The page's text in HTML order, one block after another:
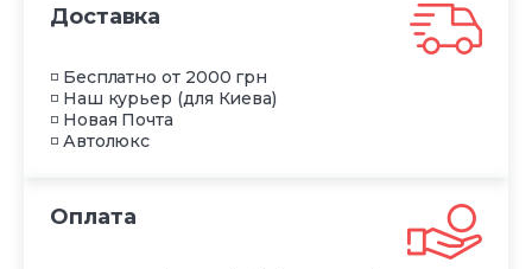
Доставка
◽ Бесплатно от 2000 грн
◽ Наш курьер (для Киева)
◽ Новая Почта
◽ Автолюкс
Оплата